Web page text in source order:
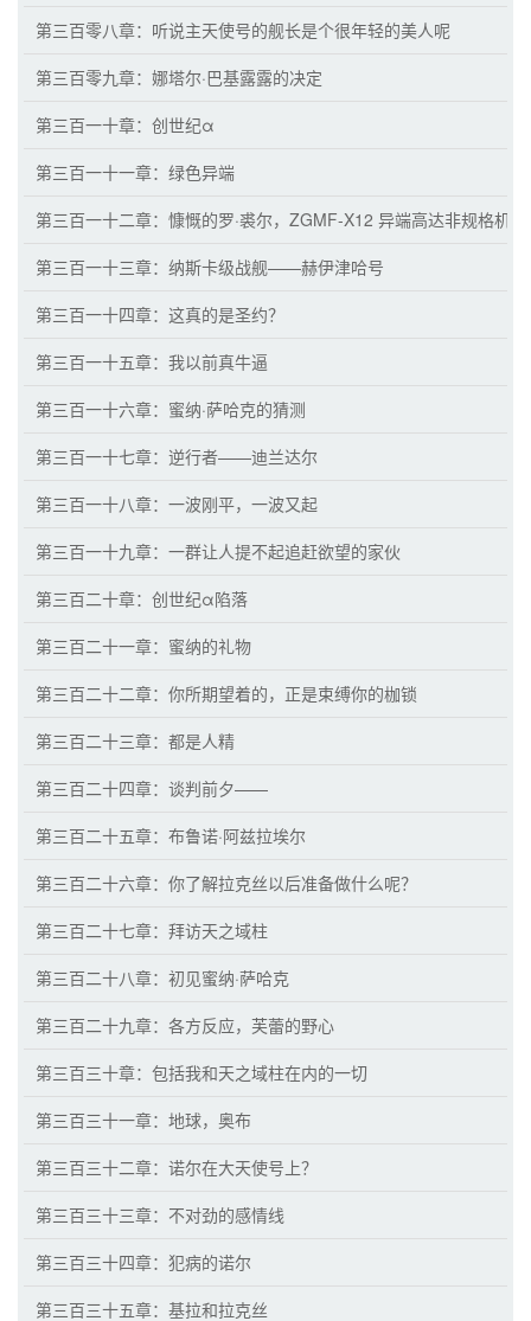
第三百零八章：听说主天使号的舰长是个很年轻的美人呢
第三百零九章：娜塔尔·巴基露露的决定
第三百一十章：创世纪α
第三百一十一章：绿色异端
第三百一十二章：慷慨的罗·裘尔，ZGMF-X12 异端高达非规格机
第三百一十三章：纳斯卡级战舰——赫伊津哈号
第三百一十四章：这真的是圣约？
第三百一十五章：我以前真牛逼
第三百一十六章：蜜纳·萨哈克的猜测
第三百一十七章：逆行者——迪兰达尔
第三百一十八章：一波刚平，一波又起
第三百一十九章：一群让人提不起追赶欲望的家伙
第三百二十章：创世纪α陷落
第三百二十一章：蜜纳的礼物
第三百二十二章：你所期望着的，正是束缚你的枷锁
第三百二十三章：都是人精
第三百二十四章：谈判前夕——
第三百二十五章：布鲁诺·阿兹拉埃尔
第三百二十六章：你了解拉克丝以后准备做什么呢？
第三百二十七章：拜访天之域柱
第三百二十八章：初见蜜纳·萨哈克
第三百二十九章：各方反应，芙蕾的野心
第三百三十章：包括我和天之域柱在内的一切
第三百三十一章：地球，奥布
第三百三十二章：诺尔在大天使号上？
第三百三十三章：不对劲的感情线
第三百三十四章：犯病的诺尔
第三百三十五章：基拉和拉克丝